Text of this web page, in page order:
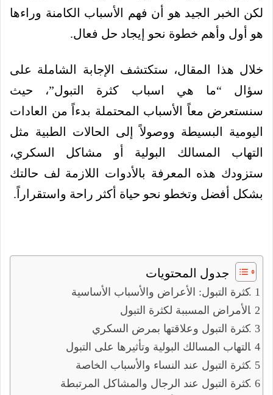
لكن الخبر الجيد هو أن فهم الأسباب الكامنة وراءها
هو أول وأهم خطوة نحو إيجاد حل فعال.
خلال هذا المقال، ستكتشف الإجابة الشاملة على
سؤال “ما هي اسباب كثرة التبول”، حيث
سنستعرض معاً الأسباب المحتملة بدءاً من العادات
اليومية البسيطة ووصولاً إلى الحالات الطبية مثل
التهاب المسالك البولية أو مشاكل السكري،
ستزودك هذه المعرفة بالأدوات اللازمة لف حالتك
بشكل أفضل وتخطو نحو حياة أكثر راحة واستقراراً.
جدول المحتويات
كثرة التبول: الأعراض والأسباب الأساسية
الأمراض المسببة لكثرة التبول
كثرة التبول وعلاقتها بمرض السكري
التهاب المسالك البولية وتأثيرها على التبول
كثرة التبول عند النساء والأسباب الخاصة
كثرة التبول عند الرجال والمشاكل المرتبطة